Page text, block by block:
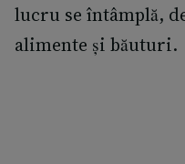
lucru se întâmplă,
alimente și băuturi.